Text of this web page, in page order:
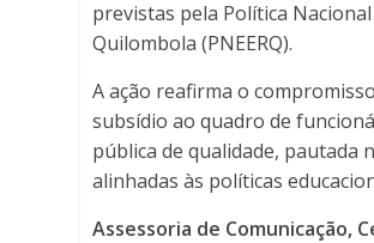
Ferreira
Online
previstas pela Política Nacional
Quilombola (PNEERQ).
A ação reafirma o
subsídio ao quadro de
pública de qualidade, pautada
alinhadas às políticas
Assessoria de Comunicação,